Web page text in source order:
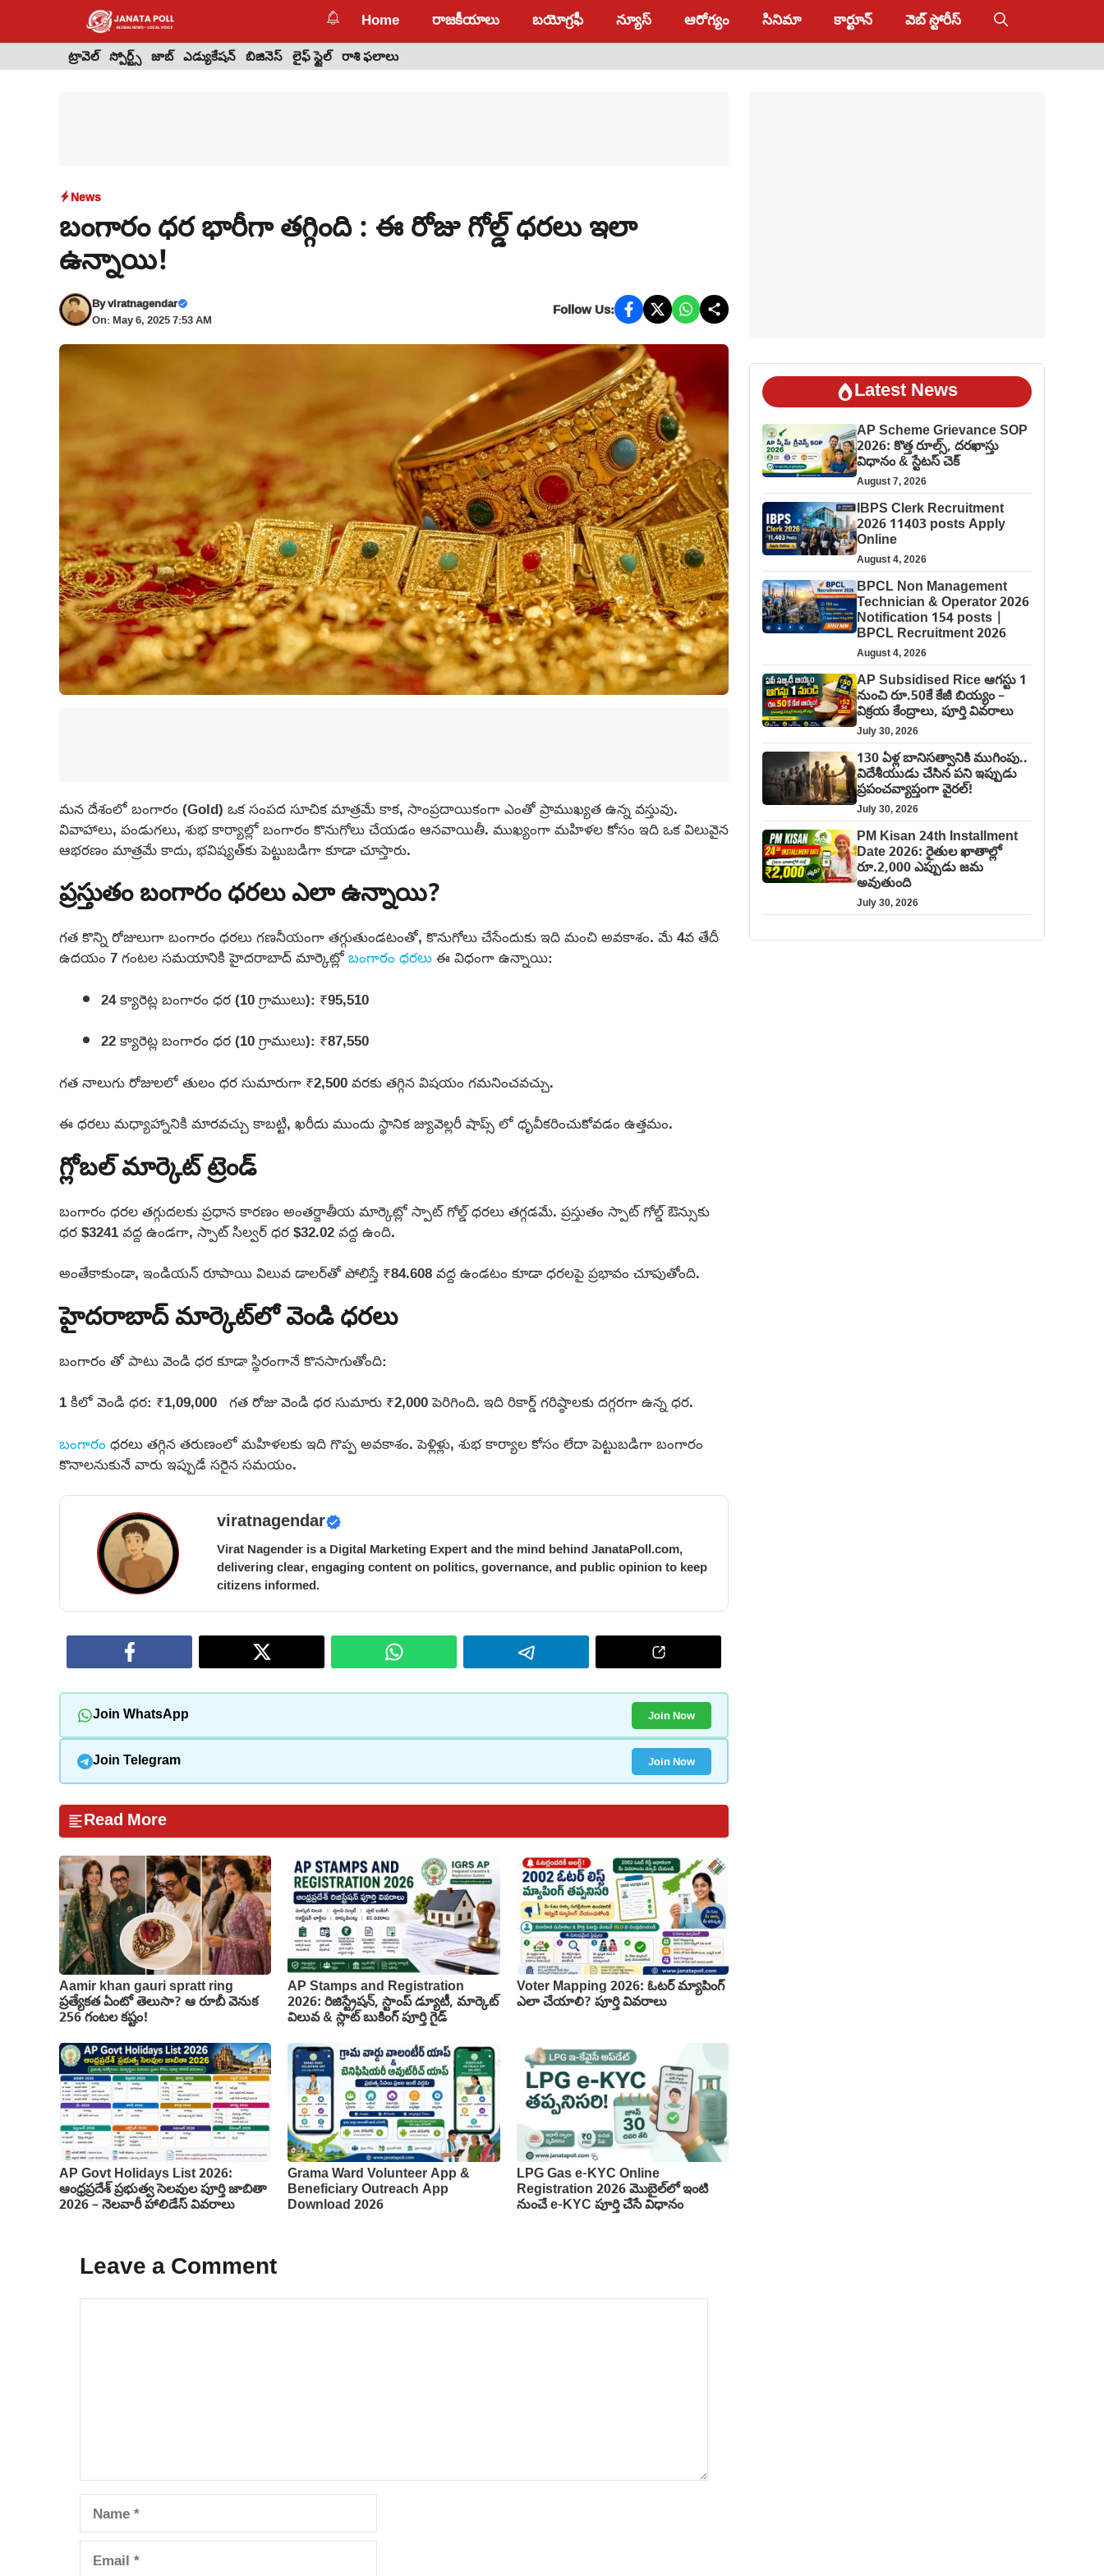
content
Home రాజకీయాలు బయోగ్రఫీ న్యూస్ ఆరోగ్యం సినిమా కార్టూన్ వెబ్ స్టోరీస్
ట్రావెల్ స్పోర్ట్స్ జాబ్ ఎడ్యుకేషన్ బిజినెస్ లైఫ్ స్టైల్ రాశి ఫలాలు
News
బంగారం ధర భారీగా తగ్గింది : ఈ రోజు గోల్డ్ ధరలు ఇలా
ఉన్నాయి!
Byviratnagendar
On: May 6, 2025 7:53 AM
Follow Us:
మన దేశంలో బంగారం (Gold) ఒక సంపద సూచిక మాత్రమే కాక, సాంప్రదాయికంగా ఎంతో ప్రాముఖ్యత ఉన్న వస్తువు.
వివాహాలు, పండుగలు, శుభ కార్యాల్లో బంగారం కొనుగోలు చేయడం ఆనవాయితీ. ముఖ్యంగా మహిళల కోసం ఇది ఒక విలువైన
ఆభరణం మాత్రమే కాదు, భవిష్యత్‌కు పెట్టుబడిగా కూడా చూస్తారు.
ప్రస్తుతం బంగారం ధరలు ఎలా ఉన్నాయి?
గత కొన్ని రోజులుగా బంగారం ధరలు గణనీయంగా తగ్గుతుండటంతో, కొనుగోలు చేసేందుకు ఇది మంచి అవకాశం. మే 4వ తేదీ
ఉదయం 7 గంటల సమయానికి హైదరాబాద్ మార్కెట్లోబంగారం ధరలుఈ విధంగా ఉన్నాయి:
24 క్యారెట్ల బంగారం ధర (10 గ్రాములు): ₹95,510
22 క్యారెట్ల బంగారం ధర (10 గ్రాములు): ₹87,550
గత నాలుగు రోజులలో తులం ధర సుమారుగా ₹2,500 వరకు తగ్గిన విషయం గమనించవచ్చు.
ఈ ధరలు మధ్యాహ్నానికి మారవచ్చు కాబట్టి, ఖరీదు ముందు స్థానిక జ్యువెల్లరీ షాప్స్ లో ధృవీకరించుకోవడం ఉత్తమం.
గ్లోబల్ మార్కెట్ ట్రెండ్
బంగారం ధరల తగ్గుదలకు ప్రధాన కారణం అంతర్జాతీయ మార్కెట్లో స్పాట్ గోల్డ్ ధరలు తగ్గడమే. ప్రస్తుతం స్పాట్ గోల్డ్ ఔన్సుకు
ధర $3241 వద్ద ఉండగా, స్పాట్ సిల్వర్ ధర $32.02 వద్ద ఉంది.
అంతేకాకుండా, ఇండియన్ రూపాయి విలువ డాలర్‌తో పోలిస్తే ₹84.608 వద్ద ఉండటం కూడా ధరలపై ప్రభావం చూపుతోంది.
హైదరాబాద్ మార్కెట్‌లో వెండి ధరలు
బంగారం తో పాటు వెండి ధర కూడా స్థిరంగానే కొనసాగుతోంది:
1 కిలో వెండి ధర: ₹1,09,000 గత రోజు వెండి ధర సుమారు ₹2,000 పెరిగింది. ఇది రికార్డ్ గరిష్ఠాలకు దగ్గరగా ఉన్న ధర.
బంగారంధరలు తగ్గిన తరుణంలో మహిళలకు ఇది గొప్ప అవకాశం. పెళ్లిళ్లు, శుభ కార్యాల కోసం లేదా పెట్టుబడిగా బంగారం
కొనాలనుకునే వారు ఇప్పుడే సరైన సమయం.
viratnagendar
Virat Nagender is a Digital Marketing Expert and the mind behind JanataPoll.com,
delivering clear, engaging content on politics, governance, and public opinion to keep
citizens informed.
Join WhatsApp Join Now
Join Telegram Join Now
Read More
Aamir khan gauri spratt ring
ప్రత్యేకత ఏంటో తెలుసా? ఆ రూబీ వెనుక
256 గంటల కష్టం!
AP Stamps and Registration
2026: రిజిస్ట్రేషన్, స్టాంప్ డ్యూటీ, మార్కెట్
విలువ & స్లాట్ బుకింగ్ పూర్తి గైడ్
Voter Mapping 2026: ఓటర్ మ్యాపింగ్
ఎలా చేయాలి? పూర్తి వివరాలు
AP Govt Holidays List 2026:
ఆంధ్రప్రదేశ్ ప్రభుత్వ సెలవుల పూర్తి జాబితా
2026 – నెలవారీ హాలిడేస్ వివరాలు
Grama Ward Volunteer App &
Beneficiary Outreach App
Download 2026
LPG Gas e-KYC Online
Registration 2026 మొబైల్‌లో ఇంటి
నుంచే e-KYC పూర్తి చేసే విధానం
Leave a Comment
Comment
Name
Email
Latest News
AP Scheme Grievance SOP
2026: కొత్త రూల్స్, దరఖాస్తు
విధానం & స్టేటస్ చెక్
August 7, 2026
IBPS Clerk Recruitment
2026 11403 posts Apply
Online
August 4, 2026
BPCL Non Management
Technician & Operator 2026
Notification 154 posts |
BPCL Recruitment 2026
August 4, 2026
AP Subsidised Rice ఆగస్టు 1
నుంచి రూ.50కే కేజీ బియ్యం –
విక్రయ కేంద్రాలు, పూర్తి వివరాలు
July 30, 2026
130 ఏళ్ల బానిసత్వానికి ముగింపు..
విదేశీయుడు చేసిన పని ఇప్పుడు
ప్రపంచవ్యాప్తంగా వైరల్!
July 30, 2026
PM Kisan 24th Installment
Date 2026: రైతుల ఖాతాల్లో
రూ.2,000 ఎప్పుడు జమ
అవుతుంది
July 30, 2026